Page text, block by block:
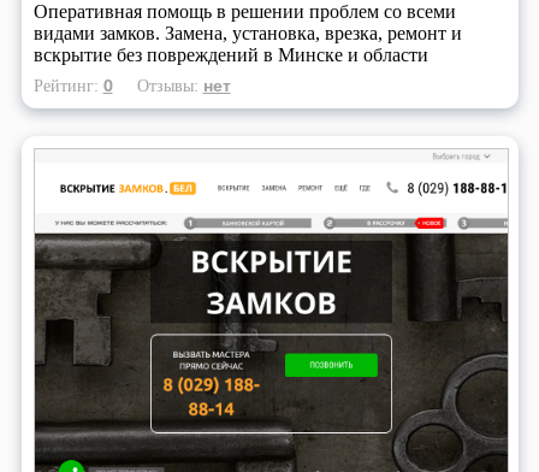
Оперативная помощь в решении проблем со всеми
видами замков. Замена, установка, врезка, ремонт и
вскрытие без повреждений в Минске и области
Рейтинг: 0 Отзывы: нет